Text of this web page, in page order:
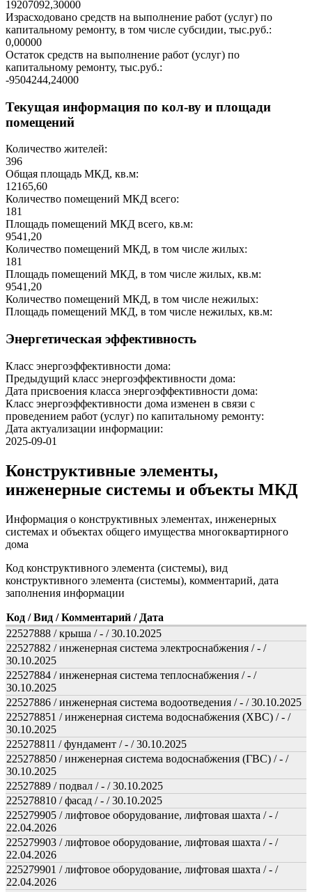
19207092,30000
Израсходовано средств на выполнение работ (услуг) по
капитальному ремонту, в том числе субсидии, тыс.руб.:
0,00000
Остаток средств на выполнение работ (услуг) по
капитальному ремонту, тыс.руб.:
-9504244,24000
Текущая информация по кол-ву и площади
помещений
Количество жителей:
396
Общая площадь МКД, кв.м:
12165,60
Количество помещений МКД всего:
181
Площадь помещений МКД всего, кв.м:
9541,20
Количество помещений МКД, в том числе жилых:
181
Площадь помещений МКД, в том числе жилых, кв.м:
9541,20
Количество помещений МКД, в том числе нежилых:
Площадь помещений МКД, в том числе нежилых, кв.м:
Энергетическая эффективность
Класс энергоэффективности дома:
Предыдущий класс энергоэффективности дома:
Дата присвоения класса энергоэффективности дома:
Класс энергоэффективности дома изменен в связи с
проведением работ (услуг) по капитальному ремонту:
Дата актуализации информации:
2025-09-01
Конструктивные элементы,
инженерные системы и объекты МКД
Информация о конструктивных элементах, инженерных
системах и объектах общего имущества многоквартирного
дома
Код конструктивного элемента (системы), вид
конструктивного элемента (системы), комментарий, дата
заполнения информации
Код / Вид / Комментарий / Дата
22527888 / крыша / - / 30.10.2025
22527882 / инженерная система электроснабжения / - /
30.10.2025
22527884 / инженерная система теплоснабжения / - /
30.10.2025
22527886 / инженерная система водоотведения / - / 30.10.2025
225278851 / инженерная система водоснабжения (ХВС) / - /
30.10.2025
225278811 / фундамент / - / 30.10.2025
225278850 / инженерная система водоснабжения (ГВС) / - /
30.10.2025
22527889 / подвал / - / 30.10.2025
225278810 / фасад / - / 30.10.2025
225279905 / лифтовое оборудование, лифтовая шахта / - /
22.04.2026
225279903 / лифтовое оборудование, лифтовая шахта / - /
22.04.2026
225279901 / лифтовое оборудование, лифтовая шахта / - /
22.04.2026